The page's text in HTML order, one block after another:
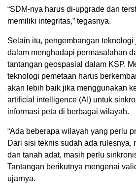
“SDM-nya harus di-upgrade dan
memiliki integritas,” tegasnya.
Selain itu, pengembangan
dalam menghadapi permasalahan
tantangan geospasial dalam KSP.
teknologi pemetaan harus
akan lebih baik jika menggunakan
artificial intelligence (AI) untuk
informasi peta di berbagai wilayah.
“Ada beberapa wilayah yang perlu
Dari sisi teknis sudah ada rulesnya,
dan tanah adat, masih perlu
Tantangan berikutnya mengenai
ujarnya.